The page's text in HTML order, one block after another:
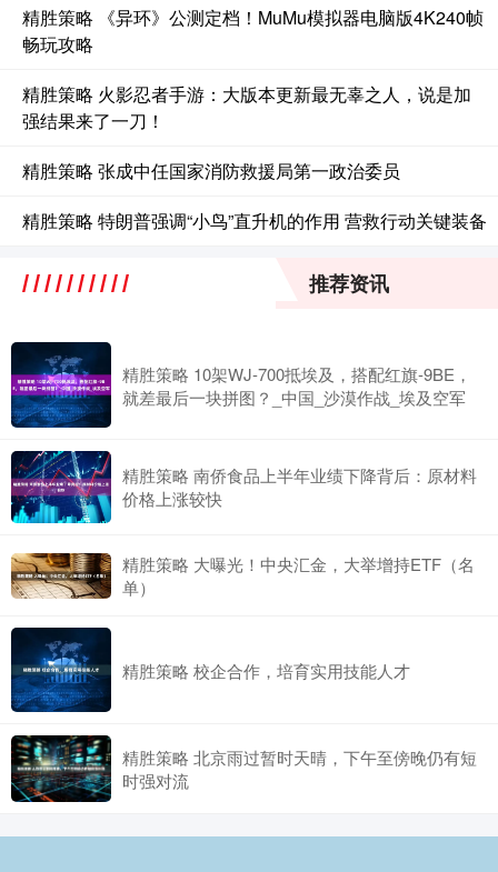
精胜策略 《异环》公测定档！MuMu模拟器电脑版4K240帧
畅玩攻略
精胜策略 火影忍者手游：大版本更新最无辜之人，说是加
强结果来了一刀！
精胜策略 张成中任国家消防救援局第一政治委员
精胜策略 特朗普强调“小鸟”直升机的作用 营救行动关键装备
推荐资讯
精胜策略 10架WJ-700抵埃及，搭配红旗-9BE，
就差最后一块拼图？_中国_沙漠作战_埃及空军
精胜策略 南侨食品上半年业绩下降背后：原材料
价格上涨较快
精胜策略 大曝光！中央汇金，大举增持ETF（名
单）
精胜策略 校企合作，培育实用技能人才
精胜策略 北京雨过暂时天晴，下午至傍晚仍有短
时强对流